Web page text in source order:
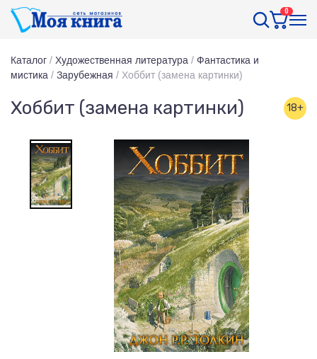
0
Каталог / Художественная литература / Фантастика и
мистика / Зарубежная / Хоббит (замена картинки)
Хоббит (замена картинки) 18+